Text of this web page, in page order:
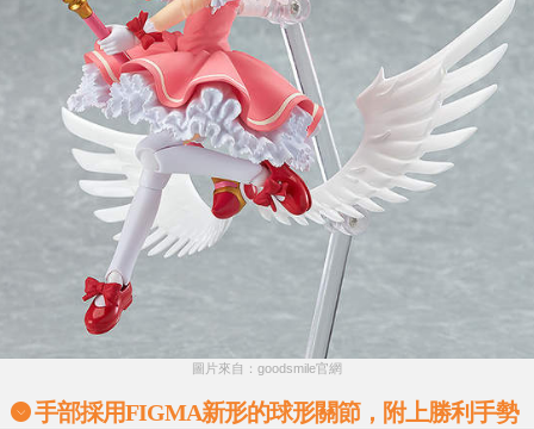
圖片來自：goodsmile官網
手部採用FIGMA新形的球形關節，附上勝利手勢